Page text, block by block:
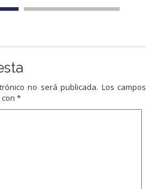
no será publicada. Los campos
*